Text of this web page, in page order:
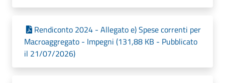
Rendiconto 2024 - Allegato e) Spese correnti per
Macroaggregato - Impegni (131,88 KB - Pubblicato
il 21/07/2026)